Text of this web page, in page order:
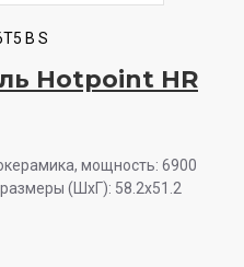
B S
Hotpoint HR
мощность: 6900
(ШхГ): 58.2x51.2